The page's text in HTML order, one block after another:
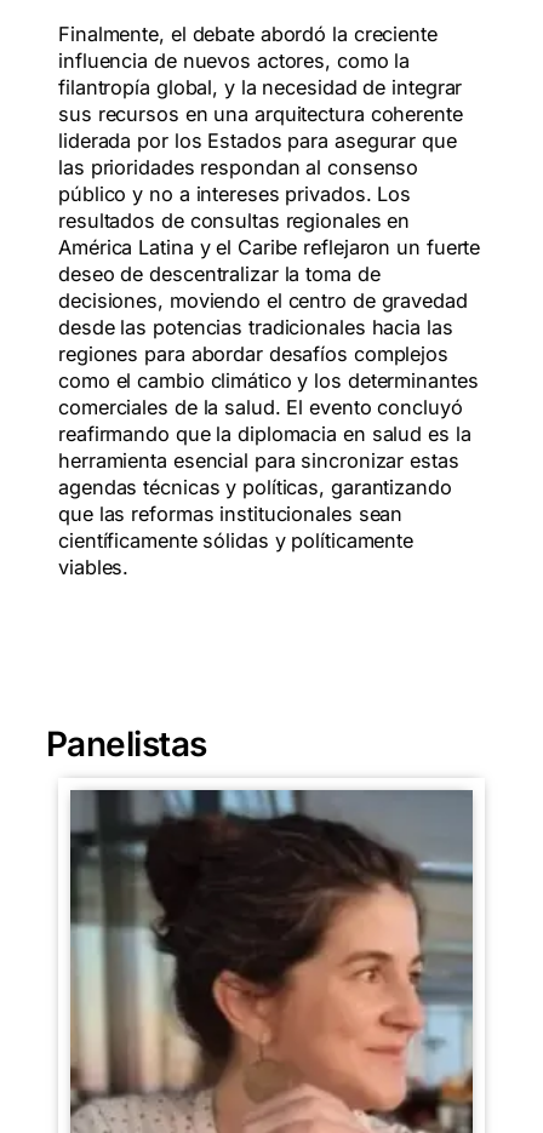
Finalmente, el debate abordó la creciente
influencia de nuevos actores, como la
filantropía global, y la necesidad de integrar
sus recursos en una arquitectura coherente
liderada por los Estados para asegurar que
las prioridades respondan al consenso
público y no a intereses privados. Los
resultados de consultas regionales en
América Latina y el Caribe reflejaron un fuerte
deseo de descentralizar la toma de
decisiones, moviendo el centro de gravedad
desde las potencias tradicionales hacia las
regiones para abordar desafíos complejos
como el cambio climático y los determinantes
comerciales de la salud. El evento concluyó
reafirmando que la diplomacia en salud es la
herramienta esencial para sincronizar estas
agendas técnicas y políticas, garantizando
que las reformas institucionales sean
científicamente sólidas y políticamente
viables.
Panelistas